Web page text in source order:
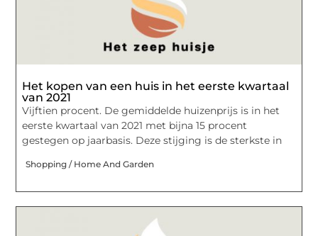
Het kopen van een huis in het eerste kwartaal
van 2021
Vijftien procent. De gemiddelde huizenprijs is in het
eerste kwartaal van 2021 met bijna 15 procent
gestegen op jaarbasis. Deze stijging is de sterkste in
Shopping / Home And Garden